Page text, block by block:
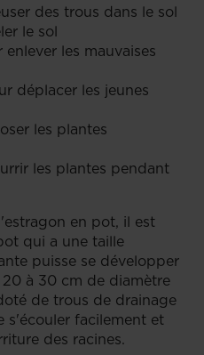
des trous dans le sol
le sol
les mauvaises
déplacer les jeunes
les plantes
les plantes pendant
en pot, il est
qui a une taille
puisse se développer
à 30 cm de diamètre
de trous de drainage
s'écouler facilement et
des racines.